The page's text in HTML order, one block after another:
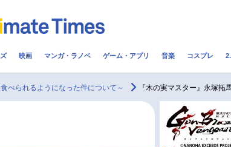
配信・Vtuber
映画 マンガ・ラノベ ゲーム・アプリ 音楽 コスプレ
べられるようになった件について～ 『木の実マスター』永塚拓馬×Lynn×三川華月